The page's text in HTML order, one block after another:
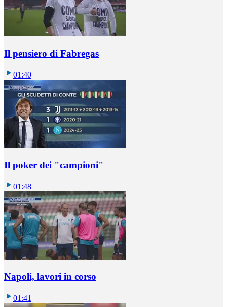
Il pensiero di Fabregas
01:40
Il poker dei "campioni"
01:48
Napoli, lavori in corso
01:41